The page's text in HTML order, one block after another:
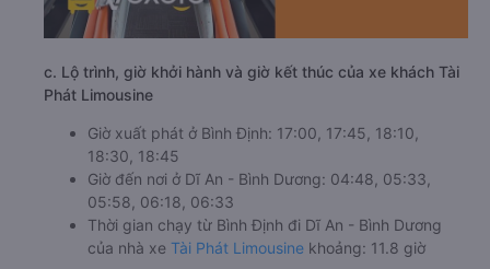
c. Lộ trình, giờ khởi hành và giờ kết thúc của xe khách Tài
Phát Limousine
Giờ xuất phát ở Bình Định: 17:00, 17:45, 18:10,
18:30, 18:45
Giờ đến nơi ở Dĩ An - Bình Dương: 04:48, 05:33,
05:58, 06:18, 06:33
Thời gian chạy từ Bình Định đi Dĩ An - Bình Dương
của nhà xe Tài Phát Limousine khoảng: 11.8 giờ